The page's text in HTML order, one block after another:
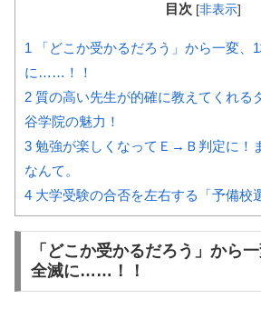
目次 [非表示]
1 「どこか受かるだろう」から一変、
に……！！
2 質の高い先生が的確に教えてくれる
谷学院の魅力！
3 勉強が楽しくなってＥ→Ｂ判定に！
なんて。
4 大学受験の合否を左右する「予備校
「どこか受かるだろう」から
全滅に……！！